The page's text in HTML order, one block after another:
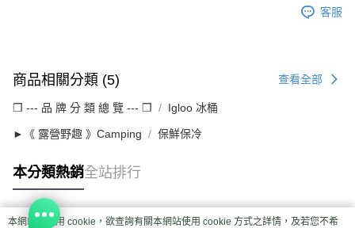
客服
商品相關分類 (5) 查看全部
❒ --- 品 牌 分 類 總 覽 --- ❒ Igloo 冰桶
►《 露營野趣 》Camping 保鮮保冷
本分類熱銷全站排行
本網站中使用 cookie，欲查詢有關本網站使用 cookie 方式之詳情，及若您不希